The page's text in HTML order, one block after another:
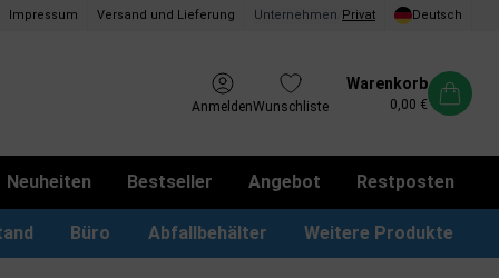
Impressum Versand und Lieferung Unternehmen Privat Deutsch
AnmeldenWunschliste
Warenkorb
0,00 €
Neuheiten Bestseller Angebot Restposten
Büro Abfallbehälter Weitere Produkte